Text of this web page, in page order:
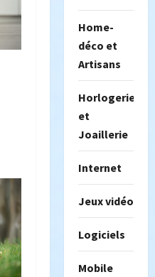
Home-
déco et
Artisans
Horlogerie
et
Joaillerie
Internet
Jeux vidéo
Logiciels
Mobile